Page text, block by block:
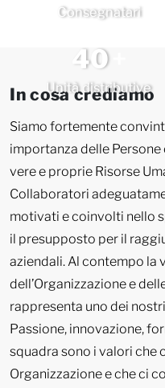
Consegnatari
40
Unitàdistributive
In cosa crediamo
Siamo fortemente
importanza delle
vere e proprie Risorse
Collaboratori
motivati e coinvolti nello
il presupposto per il
aziendali. Al contempo la
dell’Organizzazione e
rappresenta uno dei
Passione, innovazione,
squadra sono i valori che
Organizzazione e che ci